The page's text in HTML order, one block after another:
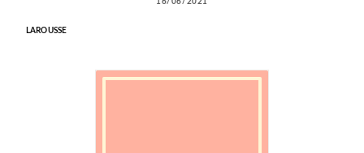
16/06/2021
LAROUSSE